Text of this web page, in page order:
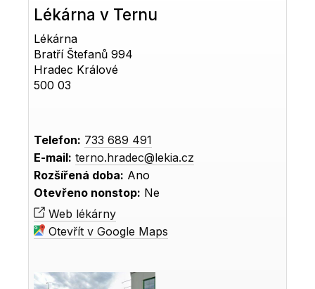
Lékárna v Ternu
Lékárna
Bratří Štefanů 994
Hradec Králové
500 03
Telefon: 733 689 491
E-mail: terno.hradec@lekia.cz
Rozšířená doba: Ano
Otevřeno nonstop: Ne
Web lékárny
Otevřít v Google Maps